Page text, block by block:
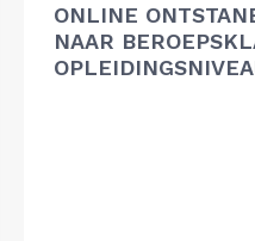
ONLINE
NAAR